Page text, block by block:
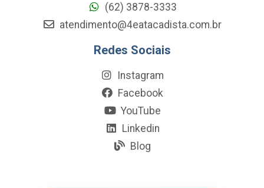
(62) 3878-3333
atendimento@4eatacadista.com.br
Redes Sociais
Instagram
Facebook
YouTube
Linkedin
Blog